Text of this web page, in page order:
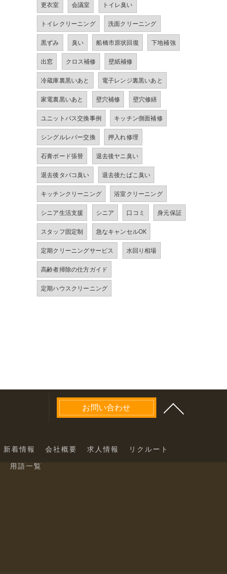
更衣室 会議室 トイレ臭い
トイレクリーニング 洗面クリーニング
黒ずみ 臭い 船橋市原状回復 下地補強
出窓 クロス補修 壁紙補修
冷蔵庫裏黒いあと 電子レンジ裏黒いあと
家電裏黒いあと 壁穴補修 壁穴修繕
ユニットバス交換事例 キッチン側面補修
シングルレバー交換 押入れ修理
石膏ボード張替 退去後ヤニ臭い
退去後タバコ臭い 退去後たばこ臭い
キッチンクリーニング 浴室クリーニング
シニア生活支援 シニア 口コミ 身元保証
スタッフ固定制 急なキャンセルOK
定期クリーニングサービス 水回り相場
高齢者掃除の仕方ガイド
定期ハウスクリーニング
お問い合わせ
新着情報 会社概要 求人情報
リクルート
用語一覧